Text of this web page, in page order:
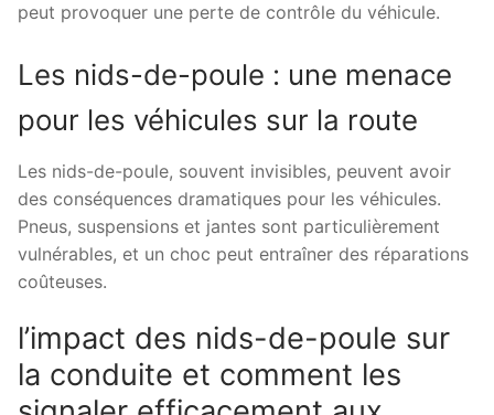
peut provoquer une perte de contrôle du véhicule.
Les nids-de-poule : une menace
pour les véhicules sur la route
Les nids-de-poule, souvent invisibles, peuvent avoir
des conséquences dramatiques pour les véhicules.
Pneus, suspensions et jantes sont particulièrement
vulnérables, et un choc peut entraîner des réparations
coûteuses.
l’impact des nids-de-poule sur
la conduite et comment les